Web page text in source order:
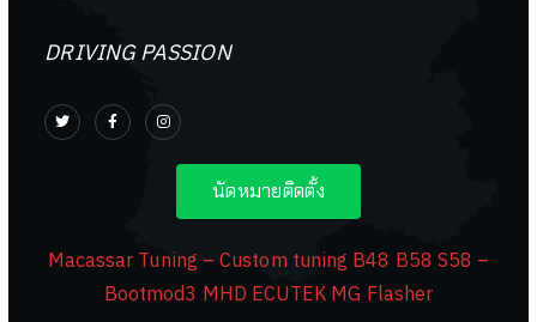
DRIVING PASSION
นัดหมายติดตั้ง
Macassar Tuning – Custom tuning B48 B58 S58 –
Bootmod3 MHD ECUTEK MG Flasher